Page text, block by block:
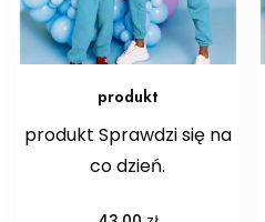
produkt
produkt Sprawdzi się na
co dzień.